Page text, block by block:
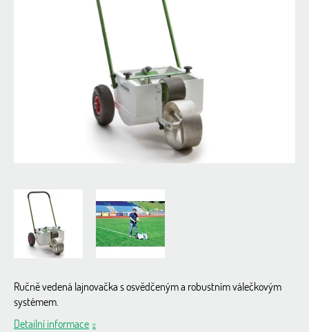
Ručně vedená lajnovačka s osvědčeným a robustním válečkovým
systémem.
Detailní informace